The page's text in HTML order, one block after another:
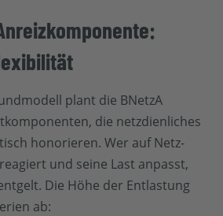
plant die BNetzA
die netzdienliches
honorieren. Wer auf Netz-
und seine Last anpasst,
Die Höhe der Entlastung
ab: